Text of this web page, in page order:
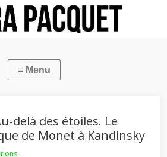
delà des étoiles. Le
de Monet à Kandinsky